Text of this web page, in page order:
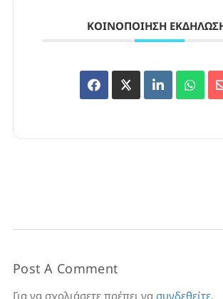
ΚΟΙΝΟΠΟΊΗΣΗ
Post A Comment
Για να σχολιάσετε πρέπει να συνδεθείτε.